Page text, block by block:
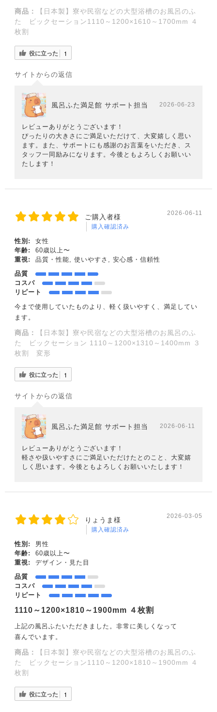
商品：
【日本製】寮や民宿などの大型浴槽のお風呂のふ
た ビックセーション1110～1200×1610～1700mm ４
枚割
役に立った 1
サイトからの返信
風呂ふた満足館 サポート担当 2026-06-23
レビューありがとうございます！
ぴったりの大きさにご満足いただけて、大変嬉しく思い
ます。また、サポートにも感謝のお言葉をいただき、ス
タッフ一同励みになります。今後ともよろしくお願いい
たします！
ご購入者様
購入確認済み
2026-06-11
性別:
女性
年齢:
60歳以上〜
重視:
品質・性能, 使いやすさ, 安心感・信頼性
品質
コスパ
リピート
今まで使用していたものより、軽く扱いやすく、満足してい
ます。
商品：
【日本製】寮や民宿などの大型浴槽のお風呂のふ
た ビックセーション 1110～1200×1310～1400mm ３
枚割 変形
役に立った 1
サイトからの返信
風呂ふた満足館 サポート担当 2026-06-11
レビューありがとうございます！
軽さや扱いやすさにご満足いただけたとのこと、大変嬉
しく思います。今後ともよろしくお願いいたします！
りょうま様
購入確認済み
2026-03-05
性別:
男性
年齢:
60歳以上〜
重視:
デザイン・見た目
品質
コスパ
リピート
1110～1200×1810～1900mm ４枚割
上記の風呂ふたいただきました。非常に美しくなって
喜んでいます。
商品：
【日本製】寮や民宿などの大型浴槽のお風呂のふ
た ビックセーション1110～1200×1810～1900mm ４
枚割
役に立った 1